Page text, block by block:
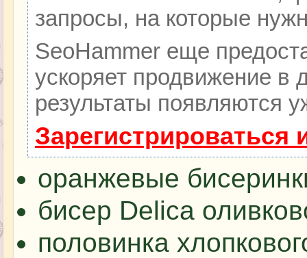
запросы, на которые
SeoHammer еще
ускоряет продвижение в
результаты появляются
оранжевые
бисер Delica
половинка